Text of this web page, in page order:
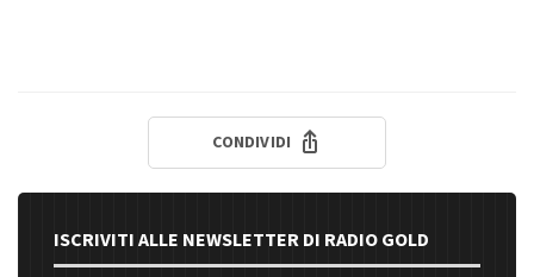
CONDIVIDI
ISCRIVITI ALLE NEWSLETTER DI RADIO GOLD